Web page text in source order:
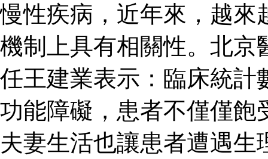
慢性疾病，近年來，越來
機制上具有相關性。北京
任王建業表示：臨床統計
功能障礙，患者不僅僅飽
夫妻生活也讓患者遭遇生